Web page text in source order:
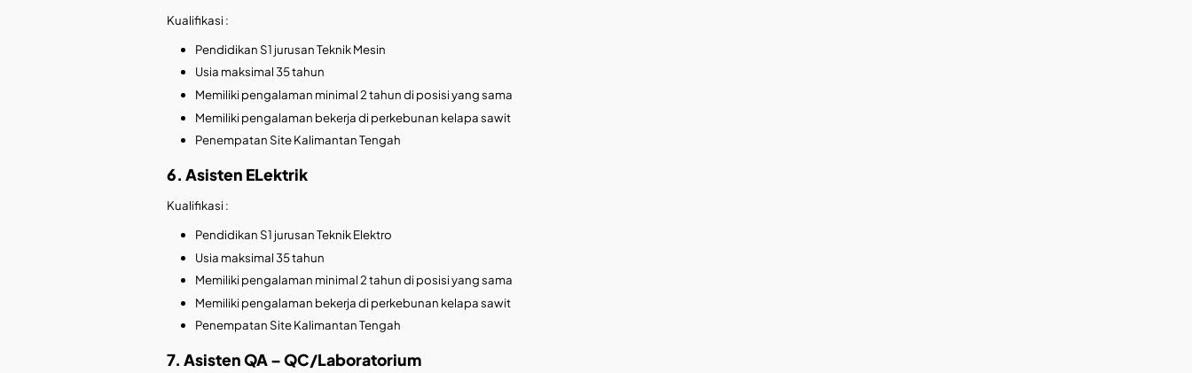
Kualifikasi :
Pendidikan S1 jurusan Teknik Mesin
Usia maksimal 35 tahun
Memiliki pengalaman minimal 2 tahun di posisi yang sama
Memiliki pengalaman bekerja di perkebunan kelapa sawit
Penempatan Site Kalimantan Tengah
6. Asisten ELektrik
Kualifikasi :
Pendidikan S1 jurusan Teknik Elektro
Usia maksimal 35 tahun
Memiliki pengalaman minimal 2 tahun di posisi yang sama
Memiliki pengalaman bekerja di perkebunan kelapa sawit
Penempatan Site Kalimantan Tengah
7. Asisten QA – QC/Laboratorium